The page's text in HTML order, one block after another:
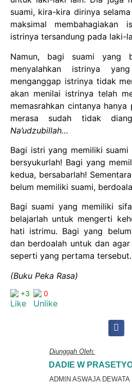
suami, kira-kira dirinya
maksimal membahagiakan
istrinya tersandung pada laki-
Namun, bagi suami yang
menyalahkan istrinya
menganggap istrinya tidak
akan menilai istrinya telah
memasrahkan cintanya
merasa sudah tidak
Na’udzubillah…
Bagi istri yang memiliki
bersyukurlah! Bagi yang
kedua, bersabarlah!
belum memiliki suami,
Bagi suami yang memiliki
belajarlah untuk mengerti
hati istrimu. Bagi yang
dan berdoalah untuk dan
seperti yang pertama
(Buku Peka Rasa)
+3 0
Diunggah Oleh:
DADIE W
ADMIN ASWAJA DEWATA